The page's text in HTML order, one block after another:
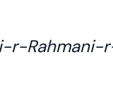
r-Rahmani-